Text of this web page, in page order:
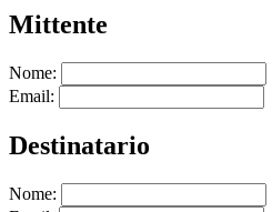
Mittente
Nome:
Email:
Destinatario
Nome: